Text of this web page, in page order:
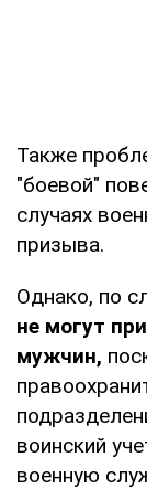
Также
"боевой"
случаях
призыва.
Однако, по
не могут
мужчин,
воинский
военную